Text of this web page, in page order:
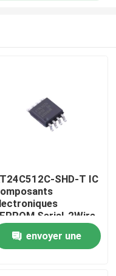
SHD-T IC
Serial-2Wire
bit 64K x 8
5V 8-Pin SOIC
T/R
envoyer une